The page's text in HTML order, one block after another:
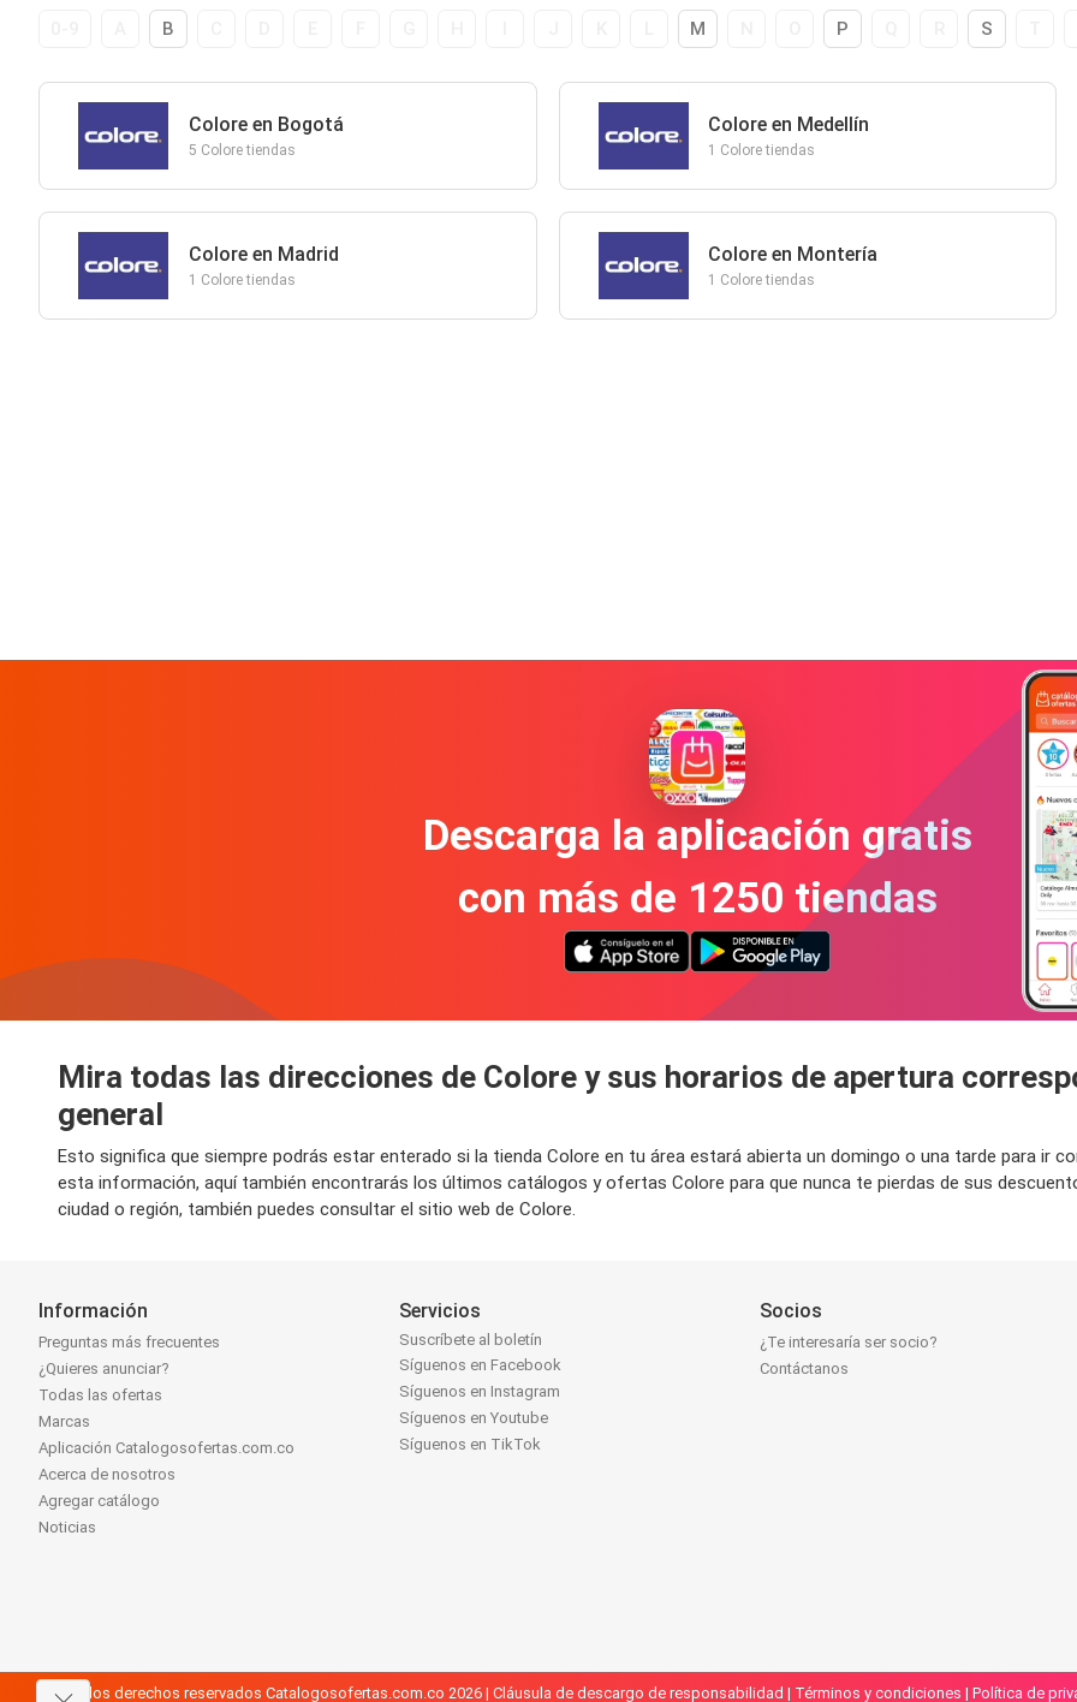
B M P S
Colore en Bogotá
5 Colore tiendas
Colore en Medellín
1 Colore tiendas
Colore en Madrid
1 Colore tiendas
Colore en Montería
1 Colore tiendas
Descarga la aplicación gratis
con más de 1250 tiendas
Mira todas las direcciones de Colore y sus horarios de apertura
general
Esto significa que siempre podrás estar enterado si la tienda Colore en tu área estará abierta un domingo o una tarde para ir
esta información, aquí también encontrarás los últimos catálogos y ofertas Colore para que nunca te pierdas de sus
ciudad o región, también puedes consultar el sitio web de Colore.
Información
Preguntas más frecuentes
¿Quieres anunciar?
Todas las ofertas
Marcas
Aplicación Catalogosofertas.com.co
Acerca de nosotros
Agregar catálogo
Noticias
Servicios
Suscríbete al boletín
Síguenos en Facebook
Síguenos en Instagram
Síguenos en Youtube
Síguenos en TikTok
Socios
¿Te interesaría ser socio?
Contáctanos
Todos los derechos reservados Catalogosofertas.com.co 2026 | Cláusula de descargo de responsabilidad | Términos y condiciones | Política de